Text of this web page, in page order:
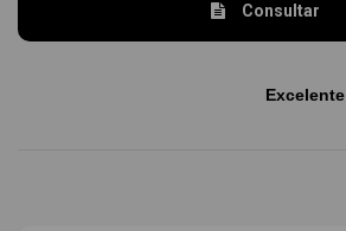
Consultar
Excelente